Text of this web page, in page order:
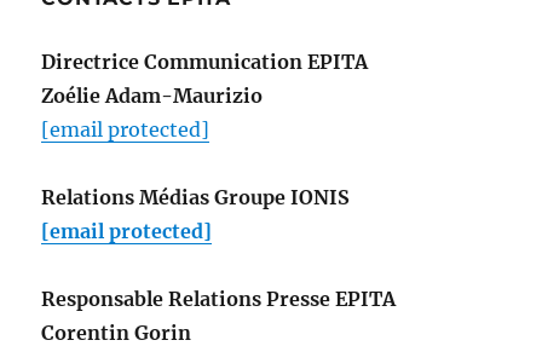
Directrice Communication EPITA
Zoélie Adam-Maurizio
[email protected]
Relations Médias Groupe IONIS
[email protected]
Responsable Relations Presse EPITA
Corentin Gorin